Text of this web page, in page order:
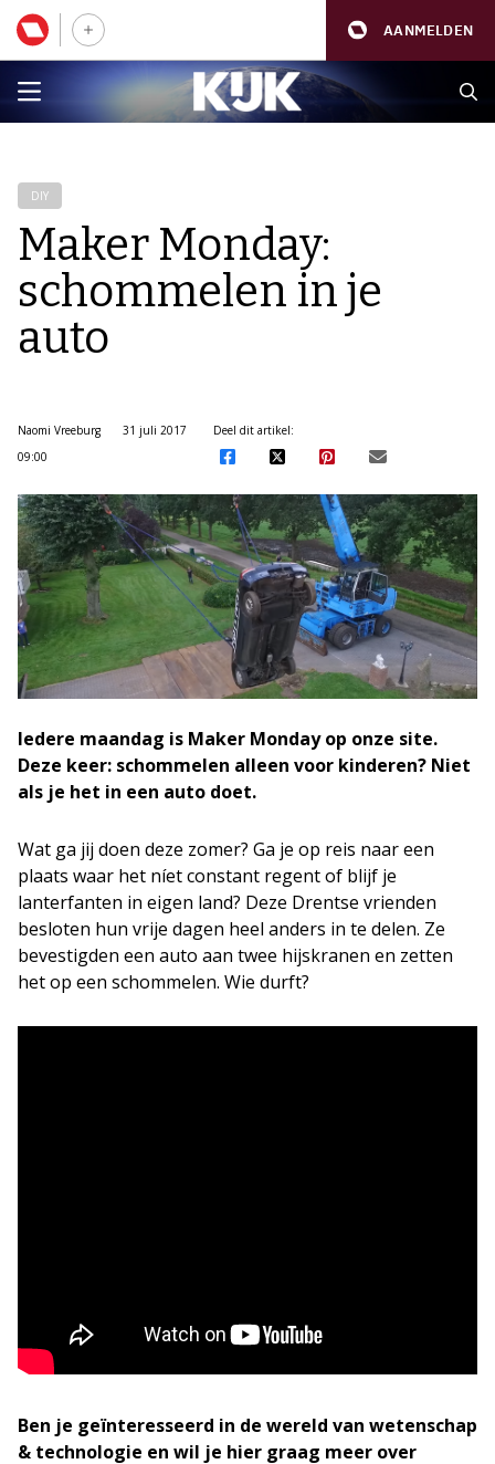
AANMELDEN
DIY
Maker Monday:
schommelen in je
auto
Naomi Vreeburg
31 juli 2017
09:00
Deel dit artikel:
Iedere maandag is Maker Monday op onze site.
Deze keer: schommelen alleen voor kinderen? Niet
als je het in een auto doet.
Wat ga jij doen deze zomer? Ga je op reis naar een
plaats waar het níet constant regent of blijf je
lanterfanten in eigen land? Deze Drentse vrienden
besloten hun vrije dagen heel anders in te delen. Ze
bevestigden een auto aan twee hijskranen en zetten
het op een schommelen. Wie durft?
Ben je geïnteresseerd in de wereld van wetenschap
& technologie en wil je hier graag meer over